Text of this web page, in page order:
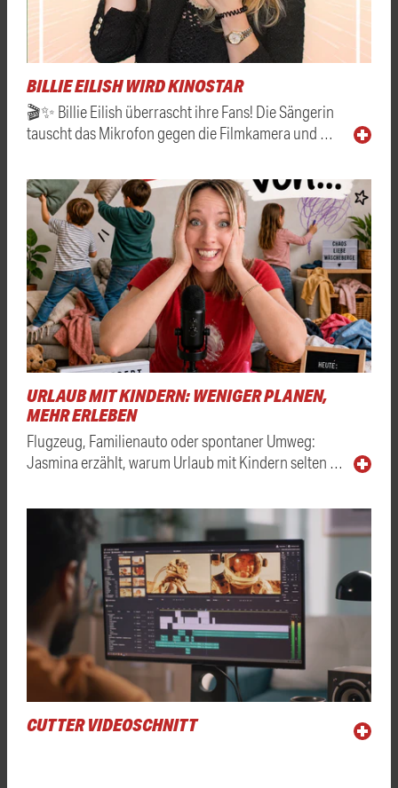
BILLIE EILISH WIRD KINOSTAR
🎬✨ Billie Eilish überrascht ihre Fans! Die Sängerin
tauscht das Mikrofon gegen die Filmkamera und …
URLAUB MIT KINDERN: WENIGER PLANEN,
MEHR ERLEBEN
Flugzeug, Familienauto oder spontaner Umweg:
Jasmina erzählt, warum Urlaub mit Kindern selten …
CUTTER VIDEOSCHNITT